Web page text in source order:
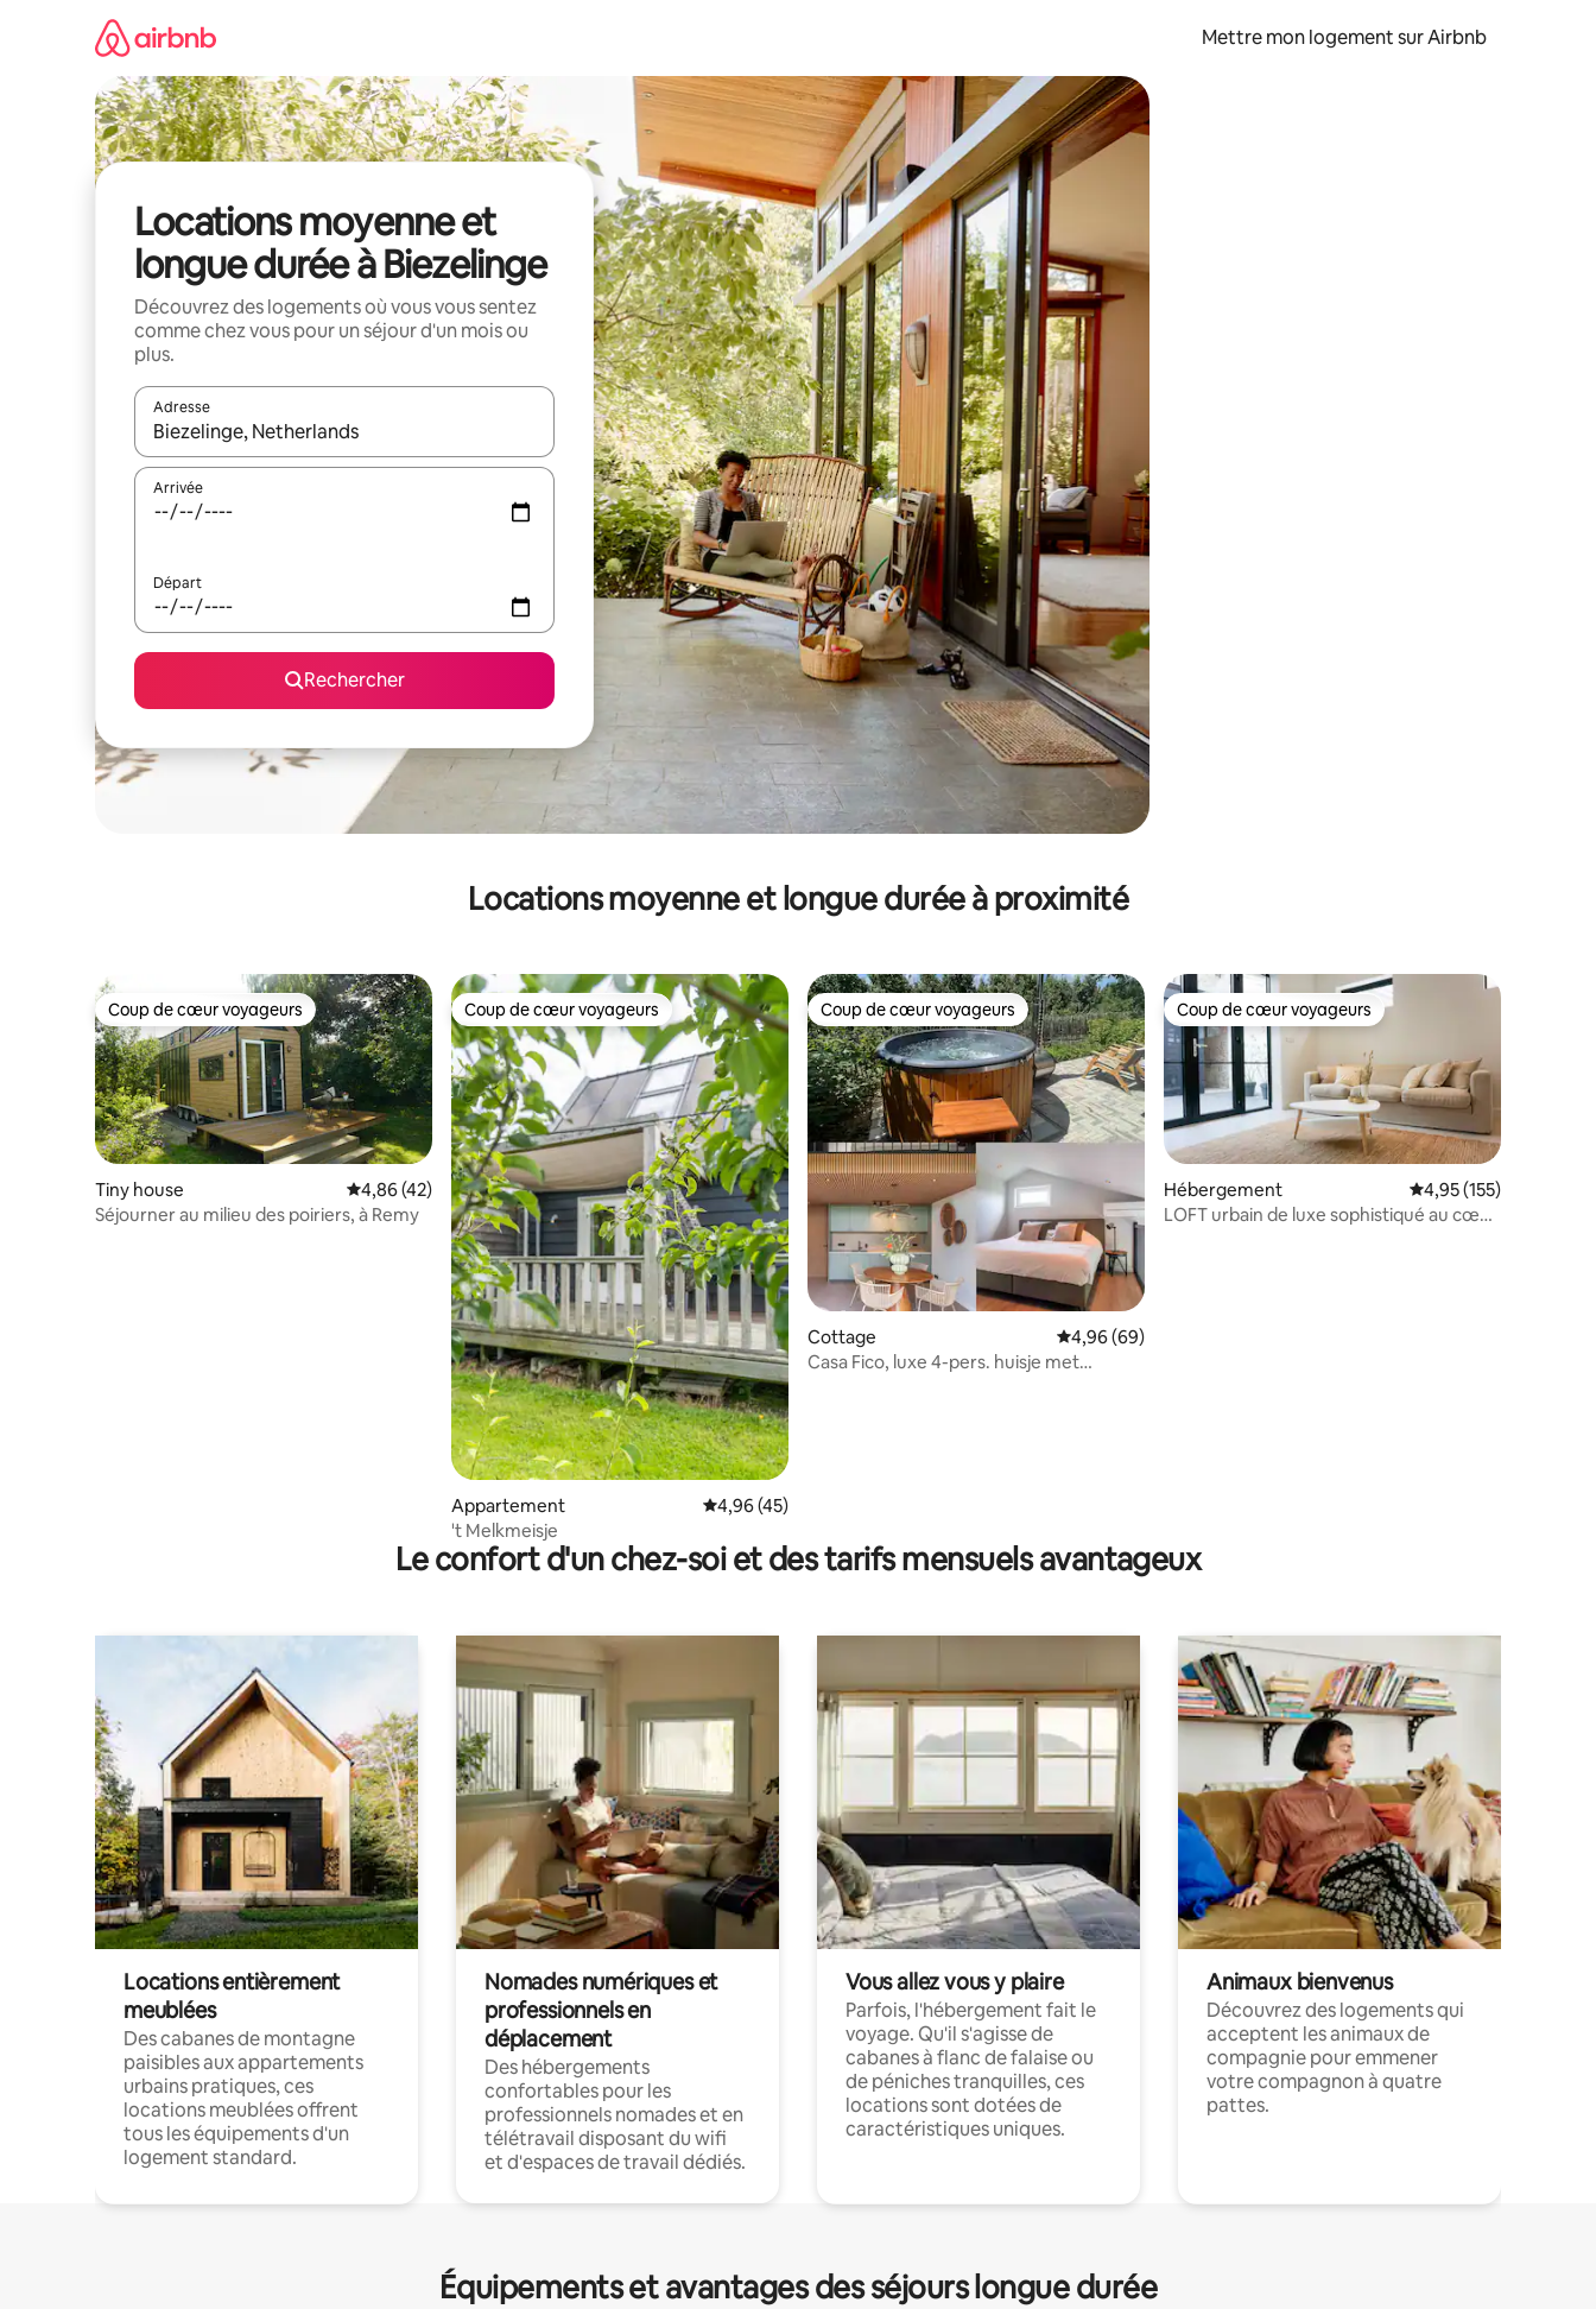
Mettre mon logement sur Airbnb
Locations moyenne et
longue durée à Biezelinge
Découvrez des logements où vous vous sentez
comme chez vous pour un séjour d'un mois ou
plus.
Adresse
Lorsque les résultats s'affichent, utilisez les flèches vers le haut et vers le bas pour les parcourir ou en appuyant et en faisant glisser.
Arrivée
Départ
Rechercher
Locations moyenne et longue durée à proximité
Coup de cœur voyageurs
Coup de cœur voyageurs
Tiny house Évaluation moyenne sur la base de 42 commentaires : 4,86 sur 5
4,86 (42)
Séjourner au milieu des poiriers, à Remy
Coup de cœur voyageurs
Coup de cœur voyageurs
Appartement Évaluation moyenne sur la base de 45 commentaires : 4,96 sur 5
4,96 (45)
't Melkmeisje
Coup de cœur voyageurs
Coup de cœur voyageurs
Cottage Évaluation moyenne sur la base de 69 commentaires : 4,96 sur 5
4,96 (69)
Casa Fico, luxe 4-pers. huisje met
Coup de cœur voyageurs
Coup de cœur voyageurs
Hébergement Évaluation moyenne
4,95 (155)
LOFT urbain de luxe sophistiqué au cœur
Le confort d'un chez-soi et des tarifs mensuels avantageux
Locations entièrement
meublées
Des cabanes de montagne
paisibles aux appartements
urbains pratiques, ces
locations meublées offrent
tous les équipements d'un
logement standard.
Nomades numériques et
professionnels en
déplacement
Des hébergements
confortables pour les
professionnels nomades et en
télétravail disposant du wifi
et d'espaces de travail dédiés.
Vous allez vous y plaire
Parfois, l'hébergement fait le
voyage. Qu'il s'agisse de
cabanes à flanc de falaise ou
de péniches tranquilles, ces
locations sont dotées de
caractéristiques uniques.
Animaux bienvenus
Découvrez des logements qui
acceptent les animaux de
compagnie pour emmener
votre compagnon à quatre
pattes.
Équipements et avantages des séjours longue durée